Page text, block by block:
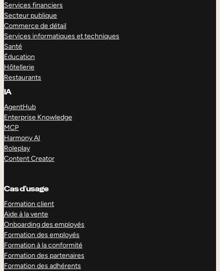
Services financiers
Secteur publique
Commerce de détail
Services informatiques et techniques
Santé
Éducation
Hôtellerie
Restaurants
IA
AgentHub
Enterprise Knowledge
MCP
Harmony AI
Roleplay
Content Creator
Cas d’usage
Formation client
Aide à la vente
Onboarding des employés
Formation des employés
Formation à la conformité
Formation des partenaires
Formation des adhérents